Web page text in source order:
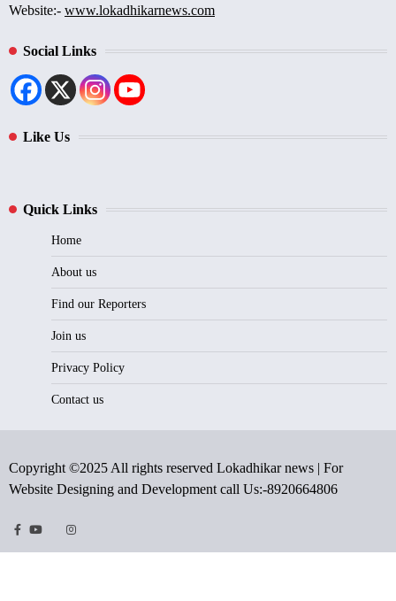
Website:- www.lokadhikarnews.com
Social Links
Like Us
Quick Links
Home
About us
Find our Reporters
Join us
Privacy Policy
Contact us
Copyright ©2025 All rights reserved Lokadhikar news | For
Website Designing and Development call Us:-8920664806
Facebook
Youtube
TwitterInstragram